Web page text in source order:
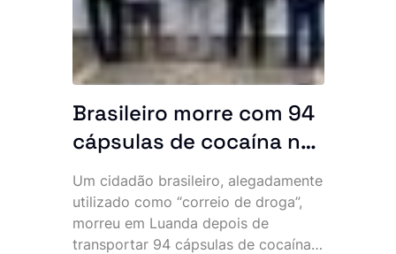
Brasileiro morre com 94
cápsulas de cocaína no
abdómen e SIC
desmantela parte da
rede
Um cidadão brasileiro, alegadamente
utilizado como “correio de droga”,
morreu em Luanda depois de
transportar 94 cápsulas de cocaína